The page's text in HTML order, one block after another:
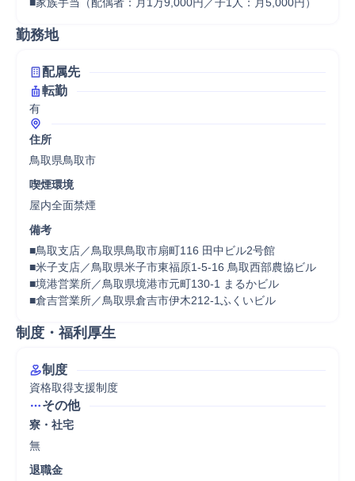
勤務地
配属先
転勤
有
住所
鳥取県鳥取市
喫煙環境
屋内全面禁煙
備考
■鳥取支店／鳥取県鳥取市扇町116 田中ビル2号館
■米子支店／鳥取県米子市東福原1-5-16 鳥取西部農協ビル
■境港営業所／鳥取県境港市元町130-1 まるかビル
■倉吉営業所／鳥取県倉吉市伊木212-1ふくいビル
制度・福利厚生
制度
資格取得支援制度
その他
寮・社宅
無
退職金